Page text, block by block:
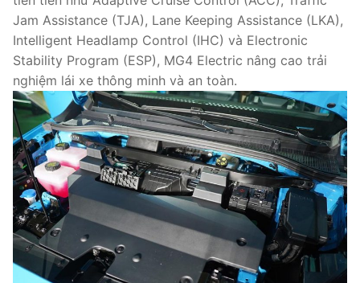
Jam Assistance (TJA), Lane Keeping Assistance (LKA),
Intelligent Headlamp Control (IHC) và Electronic
Stability Program (ESP), MG4 Electric nâng cao trải
nghiệm lái xe thông minh và an toàn.